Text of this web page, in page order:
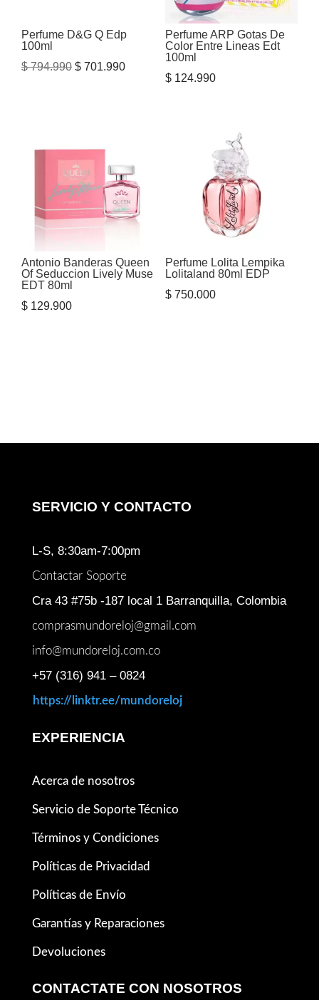
Perfume D&G Q Edp
100ml
$794.990 El
$ 701.990El
Perfume ARP Gotas De
Color Entre Lineas Edt
100ml
$124.990
Antonio Banderas Queen
Of Seduccion Lively Muse
EDT 80ml
$ 129.900
Perfume Lolita Lempika
Lolitaland 80ml EDP
$750.000
SERVICIO Y CONTACTO
L-S, 8:30am-7:00pm
Contactar Soporte
Cra 43 #75b -187 local 1 Barranquilla, Colombia
comprasmundoreloj@gmail.com
info@mundoreloj.com.co
+57 (316) 941 – 0824
https://linktr.ee/mundoreloj
EXPERIENCIA
Acerca de nosotros
Servicio de Soporte Técnico
Términos y Condiciones
Políticas de Privacidad
Políticas de Envío
Garantías y Reparaciones
Devoluciones
CONTACTATE CON NOSOTROS